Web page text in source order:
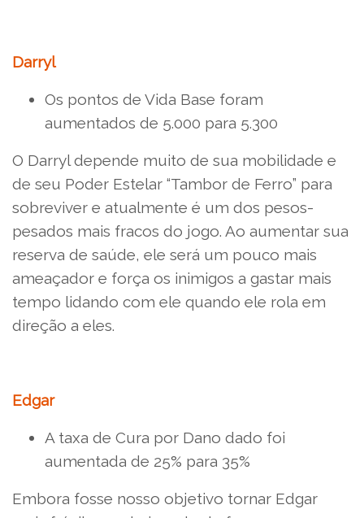
Darryl
Os pontos de Vida Base foram
aumentados de 5.000 para 5.300
O Darryl depende muito de sua mobilidade e
de seu Poder Estelar “Tambor de Ferro” para
sobreviver e atualmente é um dos pesos-
pesados mais fracos do jogo. Ao aumentar sua
reserva de saúde, ele será um pouco mais
ameaçador e força os inimigos a gastar mais
tempo lidando com ele quando ele rola em
direção a eles.
Edgar
A taxa de Cura por Dano dado foi
aumentada de 25% para 35%
Embora fosse nosso objetivo tornar Edgar